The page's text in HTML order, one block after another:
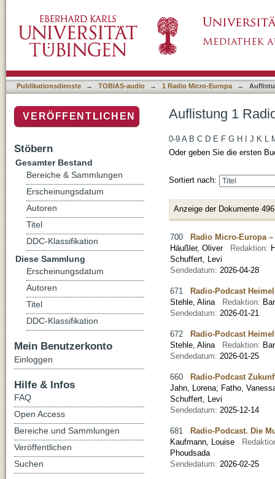
Publikationsdienste → TOBIAS-audio → 1 Radio Micro-Europa →
Auflistung 1
0-9 A B C D E F G H J K L
Oder geben Sie die ersten
Sortiert nach:
Anzeige der Dokumente
700 Radio Micro-Europa
Häußler, Oliver
Redaktion:
Schuffert, Levi
Sendedatum: 2026-04-28
671 Radio-Podcast
Stehle, Alina
Redaktion:
Sendedatum: 2026-01-21
672 Radio-Podcast
Stehle, Alina
Redaktion:
Sendedatum: 2026-01-25
660 Radio-Podcast
Jahn, Lorena; Fatho,
Schuffert, Levi
Sendedatum: 2025-12-14
681 Radio-Podcast. Die
Kaufmann, Louise
Phoudsada
Sendedatum: 2026-02-25
VERÖFFENTLICHEN
Stöbern
Gesamter Bestand
Bereiche & Sammlungen
Erscheinungsdatum
Autoren
Titel
DDC-Klassifikation
Diese Sammlung
Erscheinungsdatum
Autoren
Titel
DDC-Klassifikation
Mein Benutzerkonto
Einloggen
Hilfe & Infos
FAQ
Open Access
Bereiche und Sammlungen
Veröffentlichen
Suchen